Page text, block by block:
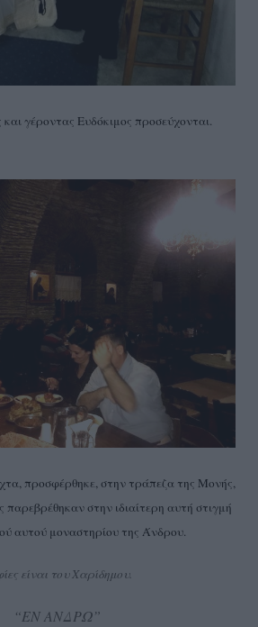
γέροντας Ευδόκιμος προσεύχονται.
προσφέρθηκε, στην τράπεζα της Μονής,
παρεβρέθηκαν στην ιδιαίτερη αυτή στιγμή
αυτού μοναστηρίου της Άνδρου.
είναι του Χαρίδημου.
“ΕΝ ΑΝΔΡΩ”